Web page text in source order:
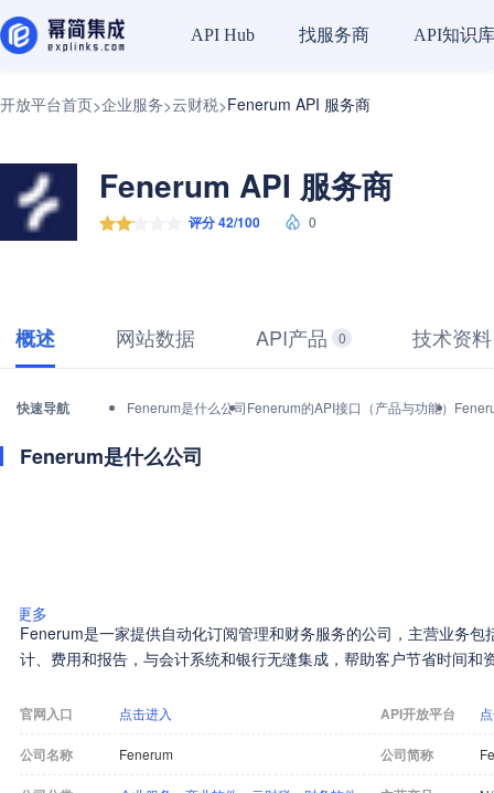
API Hub 找服务商 API知识库
开放平台首页>企业服务>云财税>Fenerum API 服务商
Fenerum API 服务商
评分 42/100 0
概述 网站数据 API产品 0 技术资料
快速导航 Fenerum是什么公司Fenerum的API接口（产品与功能）
Fenerum是什么公司
更多
Fenerum是一家提供自动化订阅管理和财务服务的公司，主营业务包
计、费用和报告，与会计系统和银行无缝集成，帮助客户节省时间和
官网入口 点击进入 API开放平台
公司名称 Fenerum 公司简称